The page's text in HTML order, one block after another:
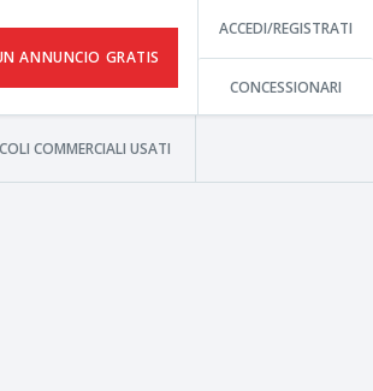
ANNUNCIO GRATIS
ACCEDI/REGISTRATI
CONCESSIONARI
COMMERCIALI USATI